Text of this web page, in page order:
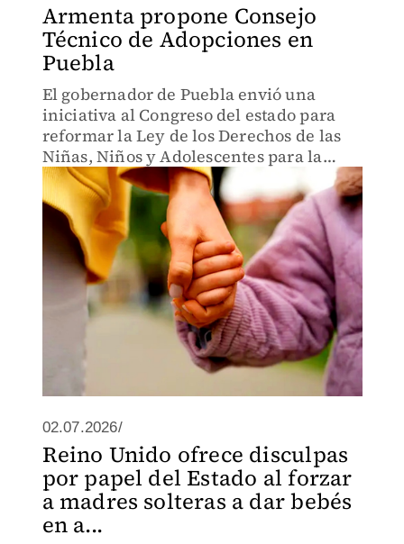
Armenta propone Consejo
Técnico de Adopciones en
Puebla
El gobernador de Puebla envió una
iniciativa al Congreso del estado para
reformar la Ley de los Derechos de las
Niñas, Niños y Adolescentes para la
instalación de dicho organismo.
02.07.2026/
Reino Unido ofrece disculpas
por papel del Estado al forzar
a madres solteras a dar bebés
en a...